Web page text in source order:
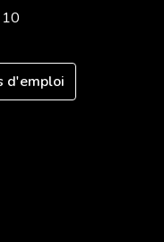
d'emploi